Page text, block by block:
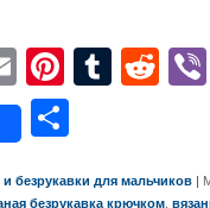
Email PinterestTumblr Reddit
безрукавки для мальчиков |
безрукавка крючком ,